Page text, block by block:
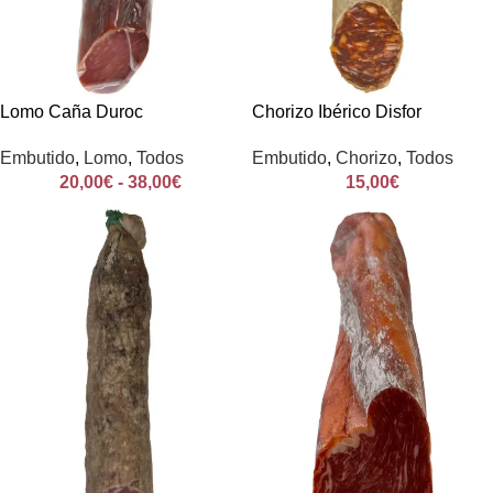
Lomo Caña Duroc
Embutido, Lomo, Todos
20,00€ - 38,00€
Chorizo Ibérico Disfor
Embutido, Chorizo, Todos
15,00€